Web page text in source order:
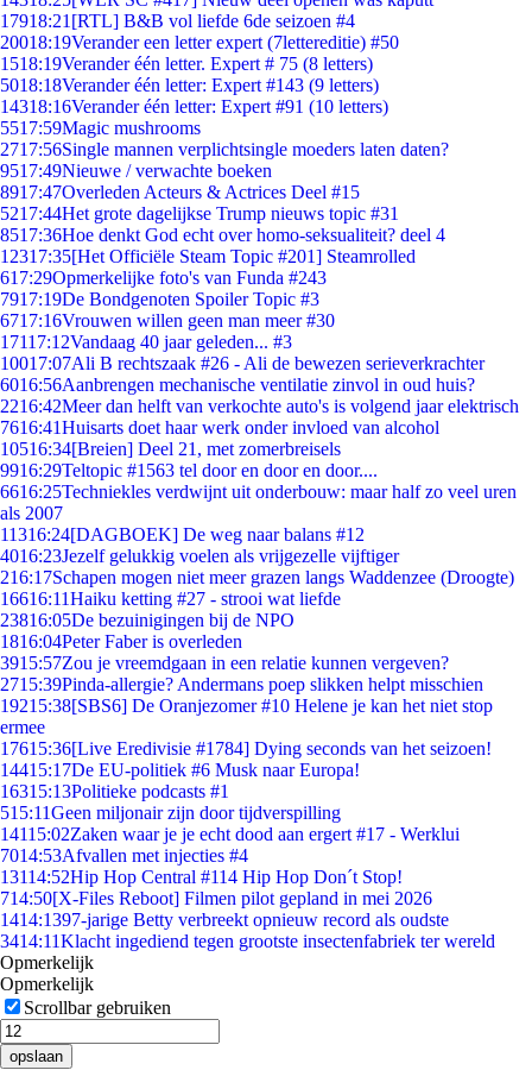
17918:21 [RTL] B&B vol liefde 6de seizoen #4
20018:19Verander een letter expert (7lettereditie) #50
1518:19Verander één letter. Expert # 75 (8 letters)
5018:18Verander één letter: Expert #143 (9 letters)
14318:16Verander één letter: Expert #91 (10 letters)
5517:59Magic mushrooms
2717:56Single mannen verplichtsingle moeders laten daten?
9517:49Nieuwe / verwachte boeken
8917:47Overleden Acteurs & Actrices Deel #15
5217:44Het grote dagelijkse Trump nieuws topic #31
8517:36Hoe denkt God echt over homo-seksualiteit? deel 4
12317:35[Het Officiële Steam Topic #201] Steamrolled
617:29Opmerkelijke foto's van Funda #243
7917:19De Bondgenoten Spoiler Topic #3
6717:16Vrouwen willen geen man meer #30
17117:12Vandaag 40 jaar geleden... #3
10017:07Ali B rechtszaak #26 - Ali de bewezen serieverkrachter
6016:56Aanbrengen mechanische ventilatie zinvol in oud huis?
2216:42Meer dan helft van verkochte auto's is volgend jaar elektrisch
7616:41Huisarts doet haar werk onder invloed van alcohol
10516:34[Breien] Deel 21, met zomerbreisels
9916:29Teltopic #1563 tel door en door en door....
6616:25Techniekles verdwijnt uit onderbouw: maar half zo veel uren
als 2007
11316:24[DAGBOEK] De weg naar balans #12
4016:23Jezelf gelukkig voelen als vrijgezelle vijftiger
216:17Schapen mogen niet meer grazen langs Waddenzee (Droogte)
16616:11Haiku ketting #27 - strooi wat liefde
23816:05De bezuinigingen bij de NPO
1816:04Peter Faber is overleden
3915:57Zou je vreemdgaan in een relatie kunnen vergeven?
2715:39Pinda-allergie? Andermans poep slikken helpt misschien
19215:38[SBS6] De Oranjezomer #10 Helene je kan het niet stop
ermee
17615:36[Live Eredivisie #1784] Dying seconds van het seizoen!
14415:17De EU-politiek #6 Musk naar Europa!
16315:13Politieke podcasts #1
515:11Geen miljonair zijn door tijdverspilling
14115:02Zaken waar je je echt dood aan ergert #17 - Werklui
7014:53Afvallen met injecties #4
13114:52Hip Hop Central #114 Hip Hop Don´t Stop!
714:50[X-Files Reboot] Filmen pilot gepland in mei 2026
1414:1397-jarige Betty verbreekt opnieuw record als oudste
3414:11Klacht ingediend tegen grootste insectenfabriek ter wereld
Opmerkelijk
Opmerkelijk
Scrollbar gebruiken
opslaan